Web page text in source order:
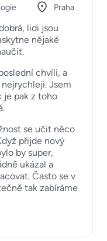
Praha
lidi jsou
nějaké
chvíli, a
Jsem
je pak z toho
se učit něco
přijde nový
by super,
ukázal a
Často se v
tak zabíráme